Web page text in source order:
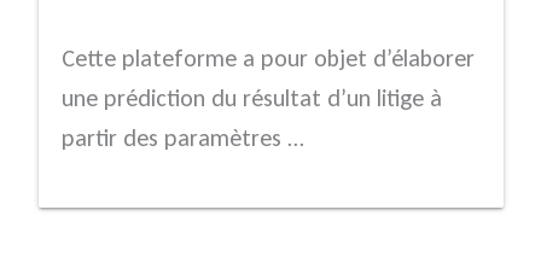
Cette plateforme a pour objet d’élaborer
une prédiction du résultat d’un litige à
partir des paramètres …